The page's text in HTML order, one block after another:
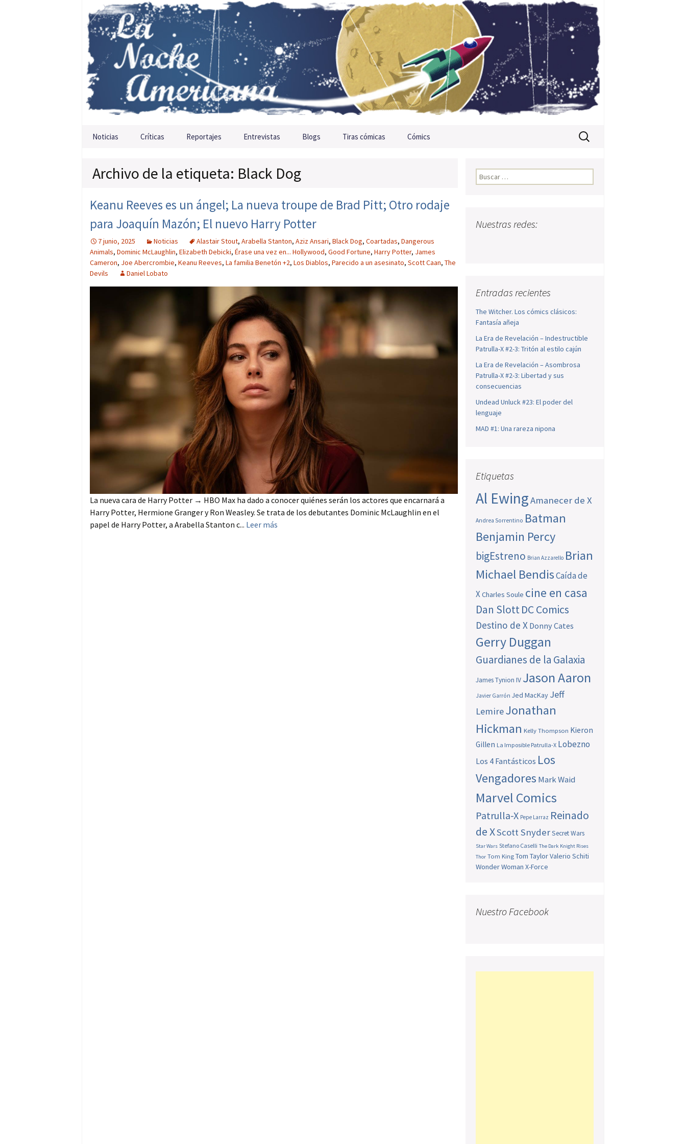
Saltar al contenido
Noticias Críticas Reportajes Entrevistas Blogs Tiras cómicas Cómics Buscar:
Archivo de la etiqueta: Black Dog
Keanu Reeves es un ángel; La nueva troupe de Brad Pitt; Otro rodaje
para Joaquín Mazón; El nuevo Harry Potter
7 junio, 2025 Noticias Alastair Stout, Arabella Stanton, Aziz Ansari, Black Dog, Coartadas, Dangerous
Animals, Dominic McLaughlin, Elizabeth Debicki, Érase una vez en... Hollywood, Good Fortune, Harry Potter, James
Cameron, Joe Abercrombie, Keanu Reeves, La familia Benetón +2, Los Diablos, Parecido a un asesinato, Scott Caan, The
Devils
Daniel Lobato
La nueva cara de Harry Potter → HBO Max ha dado a conocer quiénes serán los actores que encarnará a
Harry Potter, Hermione Granger y Ron Weasley. Se trata de los debutantes Dominic McLaughlin en el
papel de Harry Potter, a Arabella Stanton c... Leer más
Buscar:
Nuestras redes:
Entradas recientes
The Witcher. Los cómics clásicos:
Fantasía añeja
La Era de Revelación – Indestructible
Patrulla-X #2-3: Tritón al estilo cajún
La Era de Revelación – Asombrosa
Patrulla-X #2-3: Libertad y sus
consecuencias
Undead Unluck #23: El poder del
lenguaje
MAD #1: Una rareza nipona
Etiquetas
Al EwingAmanecer de X
Andrea Sorrentino Batman
Benjamin Percy
bigEstreno Brian Azzarello Brian
Michael BendisCaída de
XCharles Soule cine en casa
Dan SlottDC Comics
Destino de X Donny Cates
Gerry Duggan
Guardianes de la Galaxia
James Tynion IV Jason Aaron
Javier Garrón Jed MacKay Jeff
LemireJonathan
Hickman Kelly Thompson Kieron
Gillen La Imposible Patrulla-X Lobezno
Los 4 Fantásticos Los
Vengadores Mark Waid
Marvel Comics
Patrulla-X Pepe Larraz Reinado
de XScott SnyderSecret Wars
Star Wars Stefano Caselli The Dark Knight Rises
Thor Tom King Tom TaylorValerio Schiti
Wonder Woman X-Force
Nuestro Facebook